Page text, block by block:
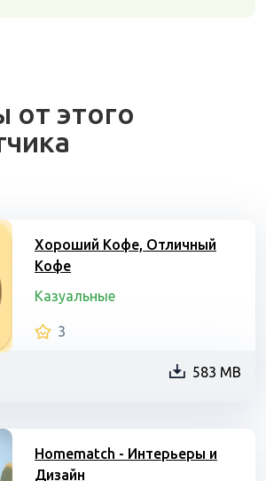
от этого
Хороший Кофе, Отличный
Кофе
Казуальные
3
583 MB
Homematch - Интерьеры и
Дизайн